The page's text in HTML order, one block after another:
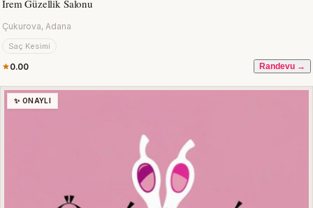
İrem Güzellik Salonu
Çukurova, Adana
Saç Kesimi
0.00 Randevu →
✨ ONAYLI